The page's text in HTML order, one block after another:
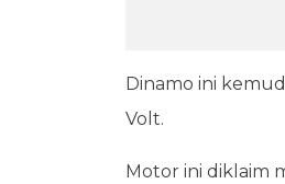
Dinamo ini
Volt.
Motor ini diklaim